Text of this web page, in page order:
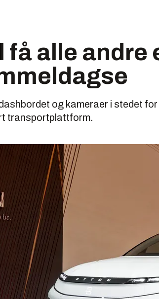
få alle andre
og kameraer i stedet
transportplattform.